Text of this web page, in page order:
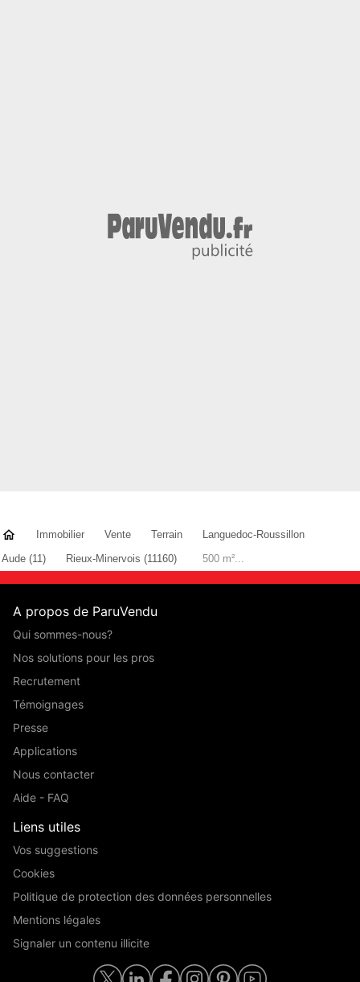
Immobilier Vente Terrain
Languedoc-Roussillon
Aude (11)
Rieux-Minervois (11160) 500 m²...
A propos de ParuVendu
Qui sommes-nous?
Nos solutions pour les pros
Recrutement
Témoignages
Presse
Applications
Nous contacter
Aide - FAQ
Liens utiles
Vos suggestions
Cookies
Politique de protection des données personnelles
Mentions légales
Signaler un contenu illicite